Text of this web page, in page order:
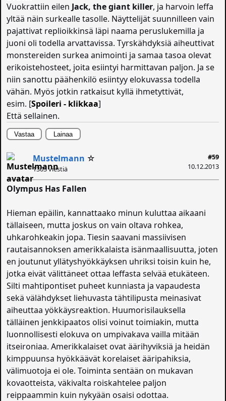
Vuokrattiin eilen Jack, the giant killer, ja harvoin leffa
yltää näin surkealle tasolle. Näyttelijät suunnilleen vain
pajattivat replioikkinsä läpi naama peruslukemilla ja
juoni oli todella arvattavissa. Tyrskähdyksiä aiheuttivat
monstereiden surkea animointi ja samaa tasoa olevat
erikoistehosteet, joita esiintyi harmittavan paljon. Ja se
niin sanottu päähenkilö esiintyy elokuvassa todella
vähän. Myös jotkin ratkaisut kyllä ihmetyttivät,
esim. [Spoileri - klikkaa]
Että sellainen.
Vastaa Lainaa
#59
10.12.2013
Mustelmann ☆
1303 viestiä
Olympus Has Fallen
Hieman epäilin, kannattaako minun kuluttaa aikaani
tällaiseen, mutta joskus on vain oltava rohkea,
uhkarohkeakin jopa. Tiesin saavani massiivisen
rautaisannoksen amerikkalaista isänmaallisuutta, joten
en joutunut yllätyshyökkäyksen uhriksi toisin kuin he,
jotka eivät välittäneet ottaa leffasta selvää etukäteen.
Silti mahtipontiset puheet kunniasta ja vapaudesta
sekä välähdykset liehuvasta tähtilipusta meinasivat
aiheuttaa yökkäysreaktion. Huumorisilauksella
tälläinen jenkkipaatos olisi voinut toimiakin, mutta
luonnollisesti elokuva on umpivakava vailla mitään
itseironiaa. Amerikkalaiset ovat äärihyviksiä ja heidän
kimppuunsa hyökkäävät korelaiset ääripahiksia,
välimuotoja ei ole. Toiminta sentään on mukavan
kovaotteista, väkivalta roiskahtelee paljon
reippaammin kuin nykyään osaisi odottaa.